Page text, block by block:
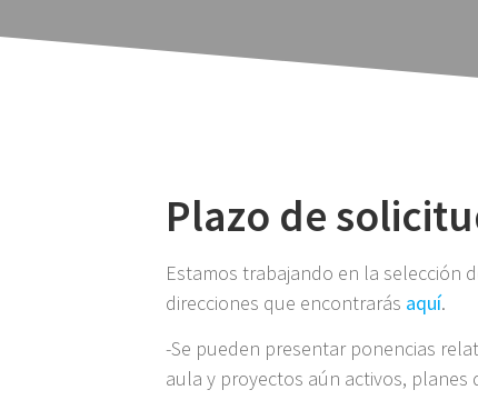
Plazo de
Estamos trabajando en la selección
direcciones que encontrarás aquí.
-Se pueden presentar ponencias
aula y proyectos aún activos, planes